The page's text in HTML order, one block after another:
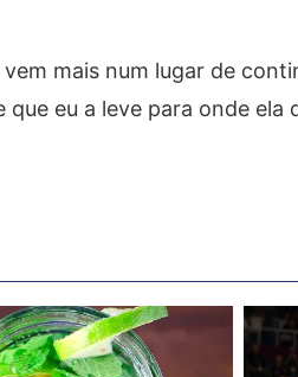
mais num lugar de
eu a leve para onde ela